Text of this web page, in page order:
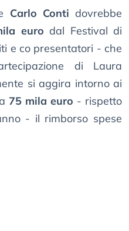
Carlo Conti dovrebbe
euro dal Festival di
e co presentatori - che
di Laura
si aggira intorno ai
75 mila euro - rispetto
- il rimborso spese